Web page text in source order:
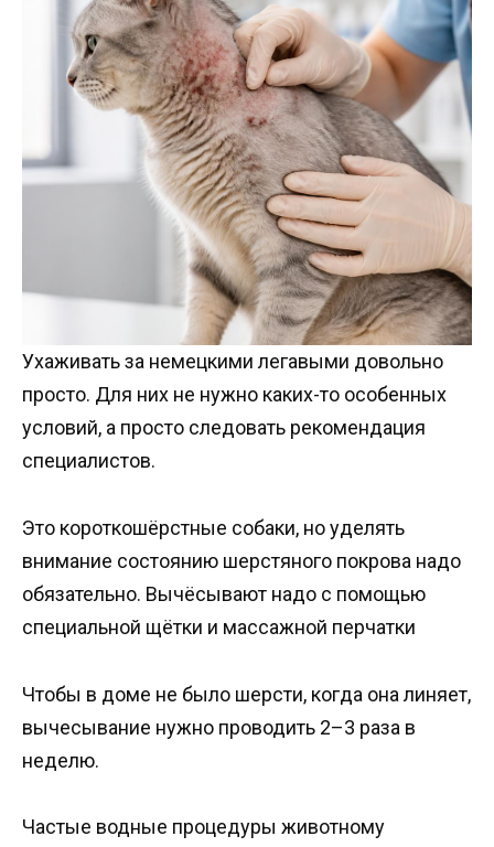
Ухаживать за немецкими легавыми довольно
просто. Для них не нужно каких-то особенных
условий, а просто следовать рекомендация
специалистов.
Это короткошёрстные собаки, но уделять
внимание состоянию шерстяного покрова надо
обязательно. Вычёсывают надо с помощью
специальной щётки и массажной перчатки
Чтобы в доме не было шерсти, когда она линяет,
вычесывание нужно проводить 2–3 раза в
неделю.
Частые водные процедуры животному